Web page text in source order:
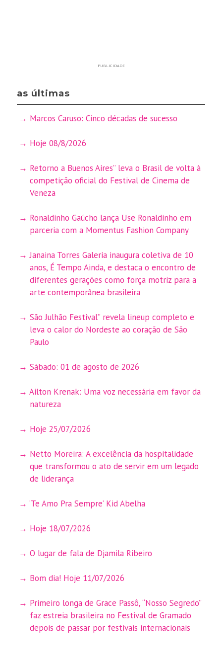
PUBLICIDADE
as últimas
Marcos Caruso: Cinco décadas de sucesso
Hoje 08/8/2026
Retorno a Buenos Aires” leva o Brasil de volta à
competição oficial do Festival de Cinema de
Veneza
Ronaldinho Gaúcho lança Use Ronaldinho em
parceria com a Momentus Fashion Company
Janaina Torres Galeria inaugura coletiva de 10
anos, É Tempo Ainda, e destaca o encontro de
diferentes gerações como força motriz para a
arte contemporânea brasileira
São Julhão Festival” revela lineup completo e
leva o calor do Nordeste ao coração de São
Paulo
Sábado: 01 de agosto de 2026
Ailton Krenak: Uma voz necessária em favor da
natureza
Hoje 25/07/2026
Netto Moreira: A excelência da hospitalidade
que transformou o ato de servir em um legado
de liderança
‘Te Amo Pra Sempre’ Kid Abelha
Hoje 18/07/2026
O lugar de fala de Djamila Ribeiro
Bom dia! Hoje 11/07/2026
Primeiro longa de Grace Passô, “Nosso Segredo”
faz estreia brasileira no Festival de Gramado
depois de passar por festivais internacionais